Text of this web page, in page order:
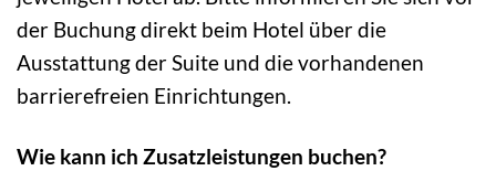
der Buchung direkt beim Hotel über die
Ausstattung der Suite und die vorhandenen
barrierefreien Einrichtungen.
Wie kann ich Zusatzleistungen buchen?